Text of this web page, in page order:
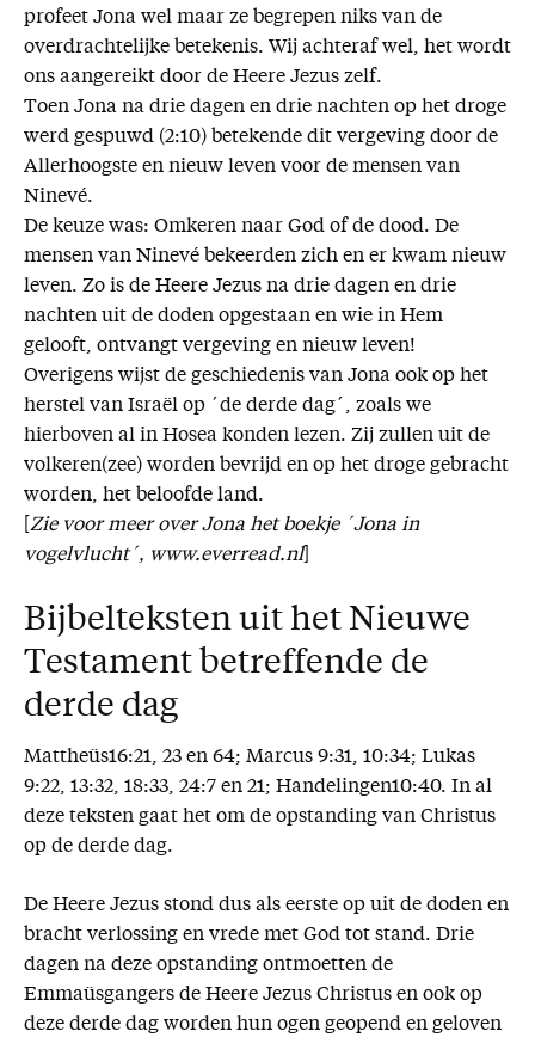
profeet Jona wel maar ze begrepen niks van de
overdrachtelijke betekenis. Wij achteraf wel, het wordt
ons aangereikt door de Heere Jezus zelf.
Toen Jona na drie dagen en drie nachten op het droge
werd gespuwd (2:10) betekende dit vergeving door de
Allerhoogste en nieuw leven voor de mensen van
Ninevé.
De keuze was: Omkeren naar God of de dood. De
mensen van Ninevé bekeerden zich en er kwam nieuw
leven. Zo is de Heere Jezus na drie dagen en drie
nachten uit de doden opgestaan en wie in Hem
gelooft, ontvangt vergeving en nieuw leven!
Overigens wijst de geschiedenis van Jona ook op het
herstel van Israël op ´de derde dag´, zoals we
hierboven al in Hosea konden lezen. Zij zullen uit de
volkeren(zee) worden bevrijd en op het droge gebracht
worden, het beloofde land.
Zie voor meer over Jona het boekje ´Jona in
vogelvlucht´, www.everread.nl]
Bijbelteksten uit het Nieuwe
Testament betreffende de
derde dag
Mattheüs16:21, 23 en 64; Marcus 9:31, 10:34; Lukas
9:22, 13:32, 18:33, 24:7 en 21; Handelingen10:40. In al
deze teksten gaat het om de opstanding van Christus
op de derde dag.
De Heere Jezus stond dus als eerste op uit de doden en
bracht verlossing en vrede met God tot stand. Drie
dagen na deze opstanding ontmoetten de
Emmaüsgangers de Heere Jezus Christus en ook op
deze derde dag worden hun ogen geopend en geloven